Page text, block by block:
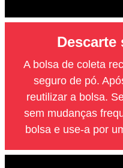
Descarte
A bolsa de coleta
seguro de pó.
reutilizar a bolsa.
sem mudanças
bolsa e use-a por